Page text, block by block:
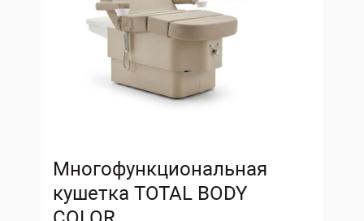
Многофункциональная
кушетка TOTAL BODY